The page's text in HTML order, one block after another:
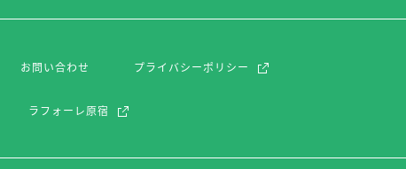
お問い合わせ プライバシーポリシー
ラフォーレ原宿